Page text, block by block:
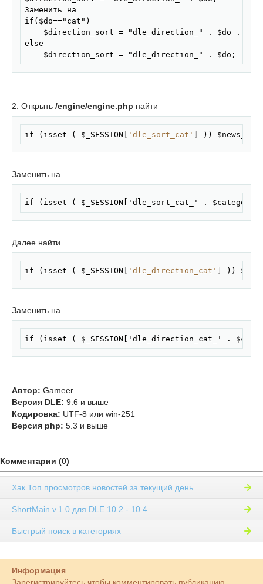
Заменить на
if($do=="cat")
else
	$direction_sort = "dle_direction_" . $do;
2. Открыть /engine/engine.php найти
if (isset ( $_SESSION [ 'dle_sort_cat' ] ))
Скопировать
Заменить на
if (isset ( $_SESSION['dle_sort_cat_' .
Далее найти
if (isset ( $_SESSION 'dle_direction_cat' ))
Заменить на
if (isset ( $_SESSION['dle_direction_cat_' .
Скопировать
Автор: Gameer
Версия DLE: 9.6 и выше
Кодировка: UTF-8 или win-251
Версия php: 5.3 и выше
Комментарии (0)
Хак Топ просмотров новостей за текущий день
ShortMain v.1.0 для DLE 10.2 - 10.4
Быстрый поиск в категориях
Информация